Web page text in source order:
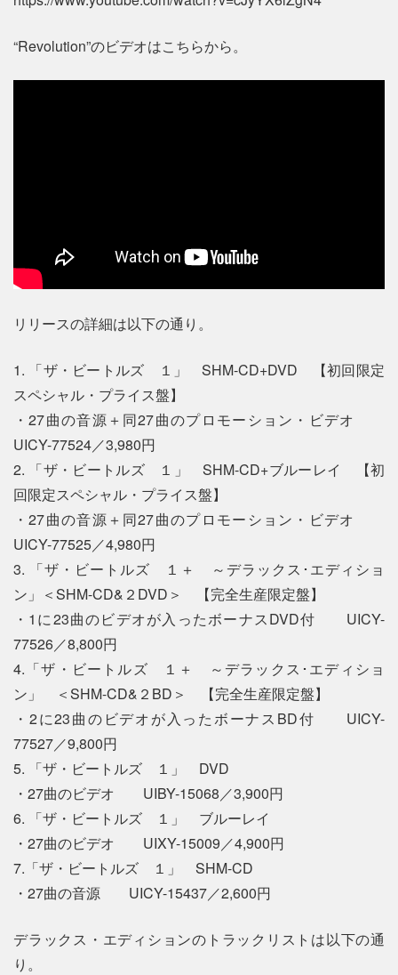
“Revolution”のビデオはこちらから。
リリースの詳細は以下の通り。
1. 「ザ・ビートルズ １」 SHM-CD+DVD 【初回限定
スペシャル・プライス盤】
・27曲の音源＋同27曲のプロモーション・ビデオ
UICY-77524／3,980円
2. 「ザ・ビートルズ １」 SHM-CD+ブルーレイ 【初
回限定スペシャル・プライス盤】
・27曲の音源＋同27曲のプロモーション・ビデオ
UICY-77525／4,980円
3. 「ザ・ビートルズ １＋ ～デラックス･エディショ
ン」＜SHM-CD&２DVD＞ 【完全生産限定盤】
・1に23曲のビデオが入ったボーナスDVD付 UICY-
77526／8,800円
4.「ザ・ビートルズ １＋ ～デラックス･エディショ
ン」 ＜SHM-CD&２BD＞ 【完全生産限定盤】
・2に23曲のビデオが入ったボーナスBD付 UICY-
77527／9,800円
5. 「ザ・ビートルズ １」 DVD
・27曲のビデオ UIBY-15068／3,900円
6. 「ザ・ビートルズ １」 ブルーレイ
・27曲のビデオ UIXY-15009／4,900円
7.「ザ・ビートルズ １」 SHM-CD
・27曲の音源 UICY-15437／2,600円
デラックス・エディションのトラックリストは以下の通
り。